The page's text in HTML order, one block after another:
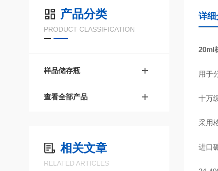
产品分类
PRODUCT CLASSIFICATION
样品储存瓶
查看全部产品
相关文章
RELATED ARTICLES
详细
20ml
用于
十万
采用
进口